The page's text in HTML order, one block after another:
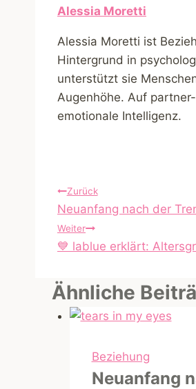
Alessia Moretti
Alessia Moretti ist
Hintergrund in
unterstützt sie
Augenhöhe. Auf
emotionale Intelligenz.
Zurück
Neuanfang nach der
Weiter
💙 lablue erklärt:
Ähnliche
Beziehung
Neuanfang